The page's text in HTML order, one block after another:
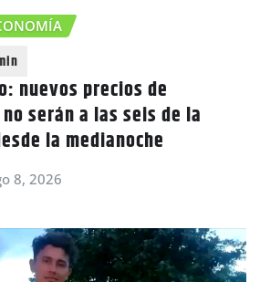
nuevos precios de
serán a las seis de la
la medianoche
8, 2026